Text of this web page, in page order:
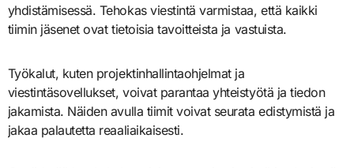
yhdistämisessä. Tehokas viestintä varmistaa, että kaikki
tiimin jäsenet ovat tietoisia tavoitteista ja vastuista.
Työkalut, kuten projektinhallintaohjelmat ja
viestintäsovellukset, voivat parantaa yhteistyötä ja tiedon
jakamista. Näiden avulla tiimit voivat seurata edistymistä ja
jakaa palautetta reaaliaikaisesti.